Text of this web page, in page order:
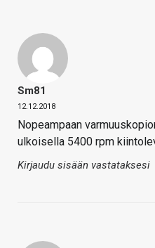
Sm81
12.12.2018
Nopeampaan
ulkoisella 5400 rpm
Kirjaudu sisään vastataksesi